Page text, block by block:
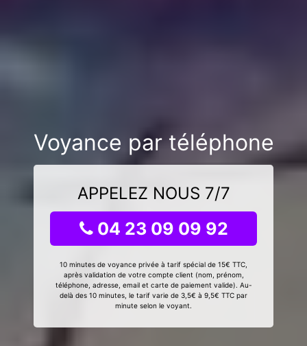
Voyance par téléphone
APPELEZ NOUS 7/7
04 23 09 09 92
10 minutes de voyance privée à tarif spécial de 15€ TTC,
après validation de votre compte client (nom, prénom,
téléphone, adresse, email et carte de paiement valide). Au-
delà des 10 minutes, le tarif varie de 3,5€ à 9,5€ TTC par
minute selon le voyant.